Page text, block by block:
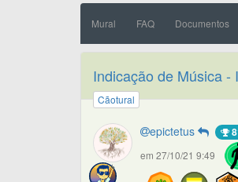
Mural FAQ Documentos
Indicação de Música - I
Cãotural
epictetus
em 27/10/21 9:49